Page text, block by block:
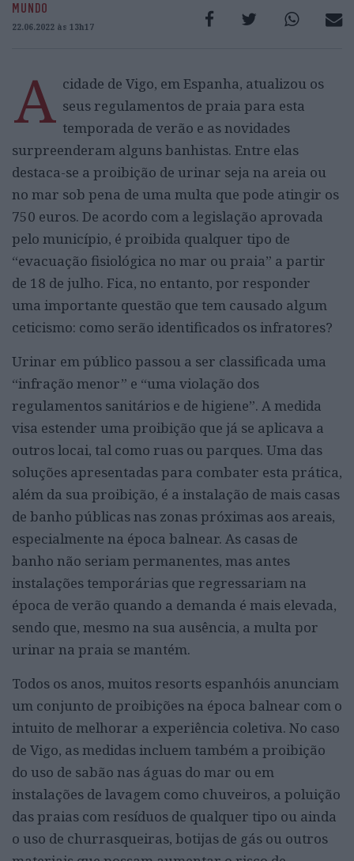
MUNDO
22.06.2022 às 13h17
A cidade de Vigo, em Espanha, atualizou os
seus regulamentos de praia para esta
temporada de verão e as novidades
surpreenderam alguns banhistas. Entre elas
destaca-se a proibição de urinar seja na areia ou
no mar sob pena de uma multa que pode atingir os
750 euros. De acordo com a legislação aprovada
pelo município, é proibida qualquer tipo de
“evacuação fisiológica no mar ou praia” a partir
de 18 de julho. Fica, no entanto, por responder
uma importante questão que tem causado algum
ceticismo: como serão identificados os infratores?
Urinar em público passou a ser classificada uma
“infração menor” e “uma violação dos
regulamentos sanitários e de higiene”. A medida
visa estender uma proibição que já se aplicava a
outros locai, tal como ruas ou parques. Uma das
soluções apresentadas para combater esta prática,
além da sua proibição, é a instalação de mais casas
de banho públicas nas zonas próximas aos areais,
especialmente na época balnear. As casas de
banho não seriam permanentes, mas antes
instalações temporárias que regressariam na
época de verão quando a demanda é mais elevada,
sendo que, mesmo na sua ausência, a multa por
urinar na praia se mantém.
Todos os anos, muitos resorts espanhóis anunciam
um conjunto de proibições na época balnear com o
intuito de melhorar a experiência coletiva. No caso
de Vigo, as medidas incluem também a proibição
do uso de sabão nas águas do mar ou em
instalações de lavagem como chuveiros, a poluição
das praias com resíduos de qualquer tipo ou ainda
o uso de churrasqueiras, botijas de gás ou outros